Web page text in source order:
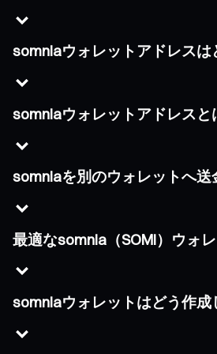
somniaウォレットアドレスは
somniaウォレットアドレスと
somniaを別のウォレットへ
最適なsomnia（SOMI）ウォ
somniaウォレットはどう作成